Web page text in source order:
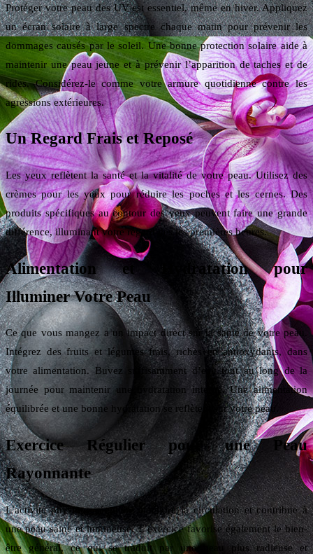
Protéger votre peau des UV est essentiel, même en hiver. Appliquez
un écran solaire à large spectre chaque matin pour prévenir les
dommages causés par le soleil. Une bonne protection solaire aide à
maintenir une peau jeune et à prévenir l’apparition de taches et de
rides. Considérez-le comme votre armure quotidienne contre les
agressions extérieures.
Un Regard Frais et Reposé
Les yeux reflètent la santé et la vitalité de votre peau. Utilisez des
crèmes pour les yeux pour réduire les poches et les cernes. Des
produits spécifiques au contour des yeux peuvent faire une grande
différence, illuminant votre regard dès les premières heures.
Alimentation et Hydratation pour
Illuminer Votre Peau
Ce que vous mangez a un impact direct sur la santé de votre peau.
Intégrez des fruits et légumes frais, riches en antioxydants, dans
votre alimentation. Buvez suffisamment d’eau tout au long de la
journée pour maintenir une hydratation interne. Une alimentation
équilibrée et une bonne hydratation se reflètent sur votre peau.
Exercice Régulier pour une Peau
Rayonnante
L’activité physique régulière améliore la circulation et contribue à
une peau saine et lumineuse. L’exercice favorise également le bien-
être général, ce qui se traduit par une peau plus radieuse et